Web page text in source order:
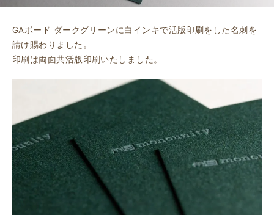
GAボード ダークグリーンに白インキで活版印刷をした名刺を
請け賜わりました。
印刷は両面共活版印刷いたしました。